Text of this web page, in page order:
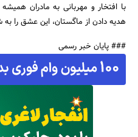
با افتخار و مهربانی به مادران
هدیه‌ دادن از ماگستان، این عشق را
### پایان خبر رسمی